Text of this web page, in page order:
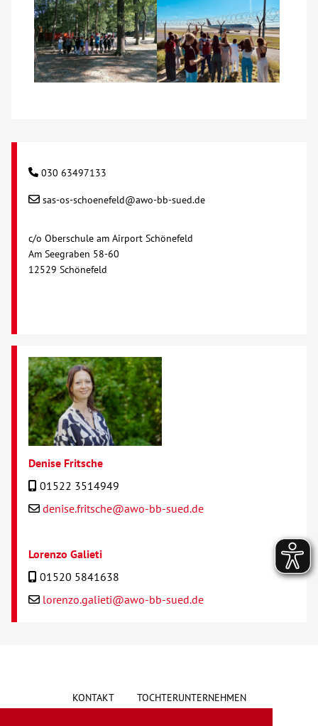
030 63497133
sas-os-schoenefeld@awo-bb-sued.de
c/o Oberschule am Airport Schönefeld
Am Seegraben 58-60
12529 Schönefeld
Denise Fritsche
01522 3514949
denise.fritsche@awo-bb-sued.de
Lorenzo Galieti
01520 5841638
lorenzo.galieti@awo-bb-sued.de
KONTAKT TOCHTERUNTERNEHMEN